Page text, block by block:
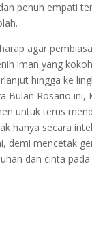
penuh empati
agar
iman yang
hingga ke
Bulan Rosario ini,
untuk terus
hanya secara
demi mencetak
dan cinta pada